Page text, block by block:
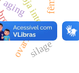
agingsoja integral
ovariessilage